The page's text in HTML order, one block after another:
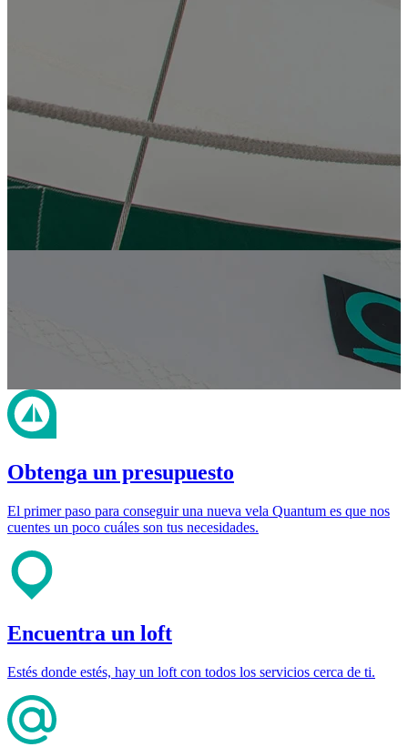
Obtenga un presupuesto
El primer paso para conseguir una nueva vela Quantum es que nos
cuentes un poco cuáles son tus necesidades.
Encuentra un loft
Estés donde estés, hay un loft con todos los servicios cerca de ti.